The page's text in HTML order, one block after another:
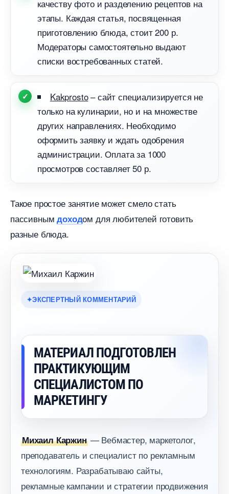
качеству фото и разделению рецептов на
этапы. Каждая статья, посвященная
приготовлению блюда, стоит 200 р.
Модераторы самостоятельно выдают
списки востребованных статей.
Kakprosto– сайт специализируется не
только на кулинарии, но и на множестве
других направлениях. Необходимо
оформить заявку и ждать одобрения
администрации. Оплата за 1000
просмотров составляет 50 р.
Такое простое занятие может смело стать
пассивнымдоходом для любителей готовить
разные блюда.
ЭКСПЕРТНЫЙ КОММЕНТАРИЙ
МАТЕРИАЛ ПОДГОТОВЛЕН
ПРАКТИКУЮЩИМ
СПЕЦИАЛИСТОМ ПО
МАРКЕТИНГУ
Михаил Каржин— Вебмастер, маркетолог,
преподаватель и специалист по рекламным
технологиям. Разрабатываю сайты,
рекламные кампании и стратегии продвижения